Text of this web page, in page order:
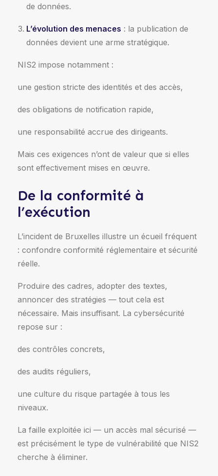
de données.
L’évolution des menaces : la publication de
données devient une arme stratégique.
NIS2 impose notamment :
une gestion stricte des identités et des accès,
des obligations de notification rapide,
une responsabilité accrue des dirigeants.
Mais ces exigences n’ont de valeur que si elles
sont effectivement mises en œuvre.
De la conformité à
l’exécution
L’incident de Bruxelles illustre un écueil fréquent
: confondre conformité réglementaire et sécurité
réelle.
Produire des cadres, adopter des textes,
annoncer des stratégies — tout cela est
nécessaire. Mais insuffisant. La cybersécurité
repose sur :
des contrôles concrets,
des audits réguliers,
une culture du risque partagée à tous les
niveaux.
La faille exploitée ici — un accès mal sécurisé —
est précisément le type de vulnérabilité que NIS2
cherche à éliminer.